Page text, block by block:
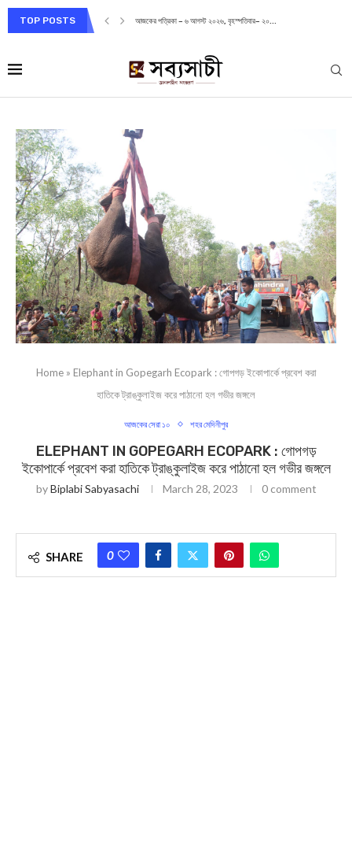
TOP POSTS আজকের পত্রিকা – ৬ আগস্ট ২০২৬, বৃহস্পতিবার– ২০...
Home» Elephant in Gopegarh Ecopark : গোপগড় ইকোপার্কে প্রবেশ করা
হাতিকে ট্রাঙ্কুলাইজ করে পাঠানো হল গভীর জঙ্গলে
আজকের সেরা ১০ শহর মেদিনীপুর
ELEPHANT IN GOPEGARH ECOPARK : গোপগড়
ইকোপার্কে প্রবেশ করা হাতিকে ট্রাঙ্কুলাইজ করে পাঠানো হল গভীর জঙ্গলে
byBiplabi Sabyasachi March 28, 2023 0 comment
SHARE 0